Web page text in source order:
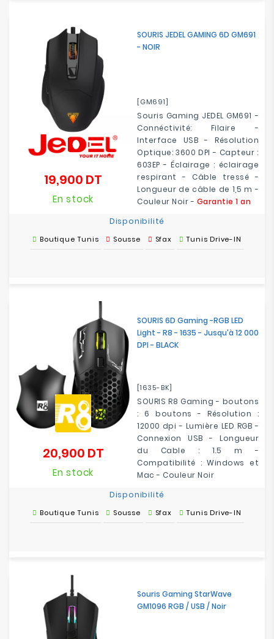
SOURIS JEDEL GAMING 6D GM691
- NOIR
[GM691]
Souris Gaming JEDEL GM691 -
Connéctivité: Filaire -
Interface USB - Résolution
Optique: 3600 DPI - Capteur :
603EP -Éclairage : éclairage
respirant- Câble tressé -
Longueur de câble de 1,5 m -
Couleur Noir - Garantie 1 an
19,900 DT
En stock
Disponibilité
Boutique Tunis Sousse Sfax Tunis Drive-IN
SOURIS 6D Gaming -RGB LED
Light - R8 - 1635 - Jusqu'à 12 000
DPI - BLACK
[1635-BK]
SOURIS R8 Gaming - boutons
: 6 boutons - Résolution :
12000 dpi - Lumière LED RGB -
Connexion USB - Longueur
du Cable : 1.5 m -
Compatibilité : Windows et
Mac - Couleur Noir
20,900 DTPrix
En stock
Disponibilité
Boutique Tunis Sousse Sfax Tunis Drive-IN
Souris Gaming StarWave
GM1096 RGB / USB / Noir